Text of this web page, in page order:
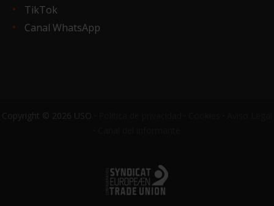
TikTok
Canal WhatsApp
Copyright © 2026 USO ·